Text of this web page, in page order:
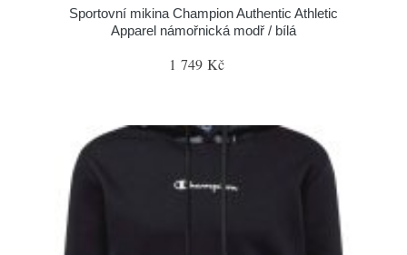
Sportovní mikina Champion Authentic Athletic
Apparel námořnická modř / bílá
1 749 Kč